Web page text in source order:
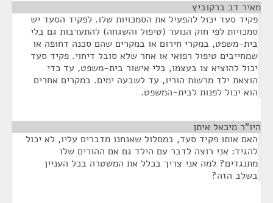
מאיר דב ברקוביץ
פקיד סעד יכול להפעיל את הסמכויות שלו. לפקיד הסעד יש
סמכויות לפי חוק הנוער (טיפול והשגחה) להתערבות גם בלי
בית-משפט, במקרי חירום או במקרים שהם סכנה דחופה או
שמחייבים טיפול רפואי או אחר שלא סובל דיחוי. פקיד סעד
יכול להוציא צו בעצמו, בלי אישור בית-משפט, עד כדי
הוצאת ילד מרשות הוריו, עד לשבעה ימים. במקרים אחרים
הוא יכול לפנות לבית-המשפט.
היו"ר מיכאל איתן
האם אותו פקיד סעד, במסלול שאנחנו מדברים עליו, לא יכול
להגיד: אני רוצה לדבר עם הילד גם אם ההורים שלו
מתנגדים? למה אני צריך בכלל את המשטרה בכל העניין
בשלב הזה?